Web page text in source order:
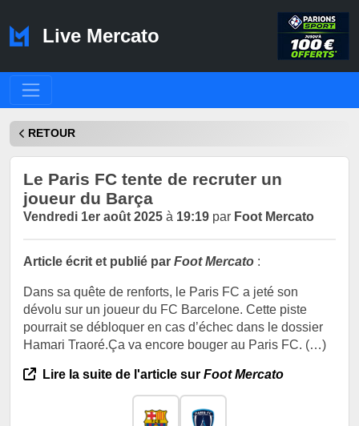
Live Mercato
RETOUR
Le Paris FC tente de recruter un
joueur du Barça
Vendredi 1er août 2025 à 19:19 par Foot Mercato
Article écrit et publié par Foot Mercato :
Dans sa quête de renforts, le Paris FC a jeté son
dévolu sur un joueur du FC Barcelone. Cette piste
pourrait se débloquer en cas d’échec dans le dossier
Hamari Traoré.Ça va encore bouger au Paris FC. (…)
Lire la suite de l'article sur Foot Mercato